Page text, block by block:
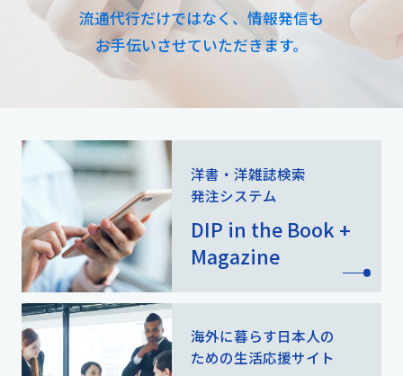
流通代行だけではなく、情報発信も
お手伝いさせていただきます。
洋書・洋雑誌検索
発注システム
DIP in the Book +
Magazine
海外に暮らす日本人の
ための生活応援サイト